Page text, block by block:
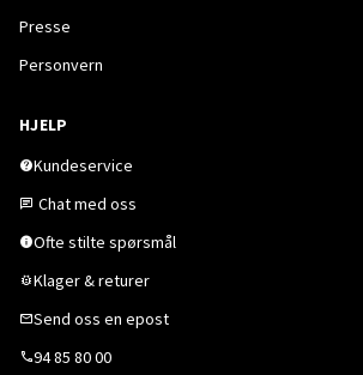
Presse
Personvern
HJELP
Kundeservice
Chat med oss
Ofte stilte spørsmål
Klager & returer
Send oss en epost
94 85 80 00